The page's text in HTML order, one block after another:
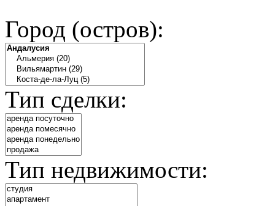
Город (остров):
Тип сделки:
Тип недвижимости: